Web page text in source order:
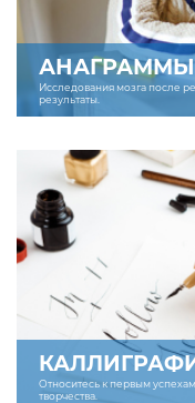
АНАГРАММЫ
Исследования мозга после
результаты.
Относитесь к первым
творчества.